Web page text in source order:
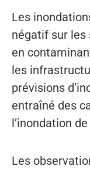
Les
négatif sur les
en
les
prévisions
entraîné des
l’inondation
Les